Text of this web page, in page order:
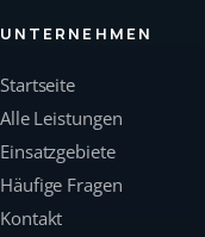
UNTERNEHMEN
Startseite
Alle Leistungen
Einsatzgebiete
Häufige Fragen
Kontakt